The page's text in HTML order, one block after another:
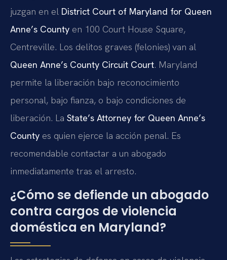
juzgan en el District Court of Maryland for Queen
Anne’s County en 100 Court House Square,
Centreville. Los delitos graves (felonies) van al
Queen Anne’s County Circuit Court. Maryland
permite la liberación bajo reconocimiento
personal, bajo fianza, o bajo condiciones de
liberación. La State’s Attorney for Queen Anne’s
County es quien ejerce la acción penal. Es
recomendable contactar a un abogado
inmediatamente tras el arresto.
¿Cómo se defiende un abogado
contra cargos de violencia
doméstica en Maryland?